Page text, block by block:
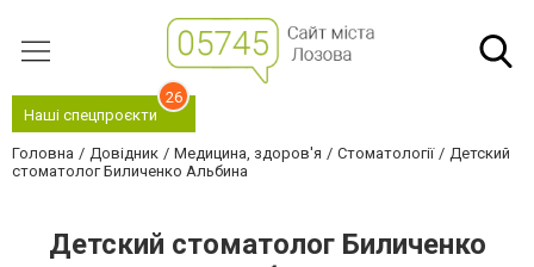
Наші спецпроєкти
26
Головна Довідник Медицина, здоров'я Стоматології
Детский
стоматолог Биличенко Альбина
Детский стоматолог Биличенко